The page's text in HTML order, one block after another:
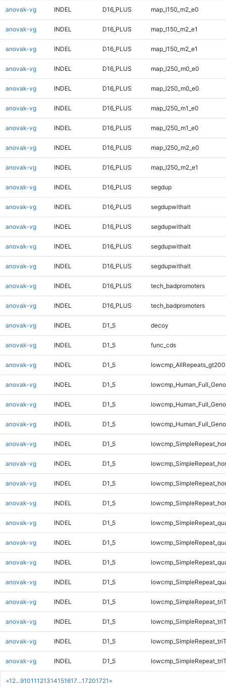
«1 2...91011121314151617...17201721 »
anovak-vg INDEL D16_PLUS map_l150_m2_e0
anovak-vg INDEL D16_PLUS map_l150_m2_e1
anovak-vg INDEL D16_PLUS map_l150_m2_e1
anovak-vg INDEL D16_PLUS map_l250_m0_e0
anovak-vg INDEL D16_PLUS map_l250_m0_e0
anovak-vg INDEL D16_PLUS map_l250_m1_e0
anovak-vg INDEL D16_PLUS map_l250_m1_e0
anovak-vg INDEL D16_PLUS map_l250_m2_e0
anovak-vg INDEL D16_PLUS map_l250_m2_e1
anovak-vg INDEL D16_PLUS segdup
anovak-vg INDEL D16_PLUS segdupwithalt
anovak-vg INDEL D16_PLUS segdupwithalt
anovak-vg INDEL D16_PLUS segdupwithalt
anovak-vg INDEL D16_PLUS segdupwithalt
anovak-vg INDEL D16_PLUS tech_badpromoters
anovak-vg INDEL D16_PLUS tech_badpromoters
anovak-vg INDEL D1_5 decoy
anovak-vg INDEL D1_5 func_cds
anovak-vg INDEL D1_5
anovak-vg INDEL D1_5
anovak-vg INDEL D1_5
anovak-vg INDEL D1_5
anovak-vg INDEL D1_5
anovak-vg INDEL D1_5
anovak-vg INDEL D1_5
anovak-vg INDEL D1_5
anovak-vg INDEL D1_5
anovak-vg INDEL D1_5
anovak-vg INDEL D1_5
anovak-vg INDEL D1_5
anovak-vg INDEL D1_5
anovak-vg INDEL D1_5
anovak-vg INDEL D1_5
anovak-vg INDEL D1_5